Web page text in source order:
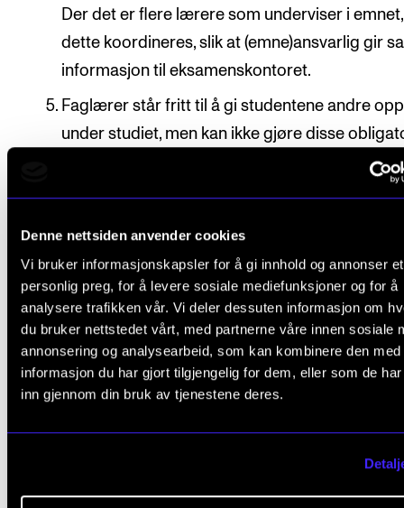
Denne nettsiden anvender cookies
Vi bruker informasjonskapsler for å gi innhold og annonser et
personlig preg, for å levere sosiale mediefunksjoner og for å
analysere trafikken vår. Vi deler dessuten informasjon om
du bruker nettstedet vårt, med partnerne våre innen sosiale
annonsering og analysearbeid, som kan kombinere den med
informasjon du har gjort tilgjengelig for dem, eller som de
inn gjennom din bruk av tjenestene deres.
BiblioteketDer det er flere lærere som underviser i
dette koordineres, slik at (emne)ansvarlig gir
informasjon til eksamenskontoret.
Faglærer står fritt til å gi studentene andre
under studiet, men kan ikke gjøre disse
Fant du det du lette etter?
EKSAMEN OG VITNEMÅL